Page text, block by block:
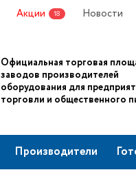
Акции 18 Новости
Официальная торговая
заводов производителей
оборудования для
торговли и общественного
Производители